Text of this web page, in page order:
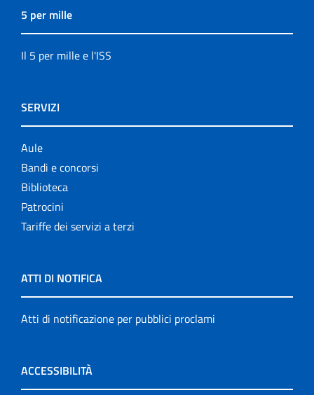
5 per mille
Il 5 per mille e l'ISS
SERVIZI
Aule
Bandi e concorsi
Biblioteca
Patrocini
Tariffe dei servizi a terzi
ATTI DI NOTIFICA
Atti di notificazione per pubblici proclami
ACCESSIBILITÀ